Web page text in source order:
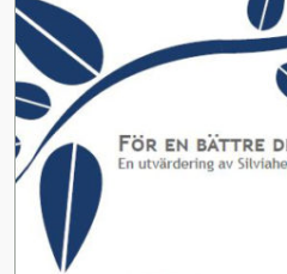
Om oss
Kontakta oss
Evenemang
Aktuellt